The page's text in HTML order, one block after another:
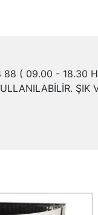
( 09.00 - 18.30
ŞIK